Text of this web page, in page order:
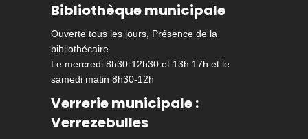
Bibliothèque municipale
Ouverte tous les jours, Présence de la
bibliothécaire
Le mercredi 8h30-12h30 et 13h 17h et le
samedi matin 8h30-12h
Verrerie municipale :
Verrezebulles